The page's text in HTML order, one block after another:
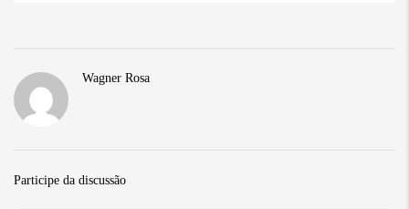
Wagner Rosa
Participe da discussão